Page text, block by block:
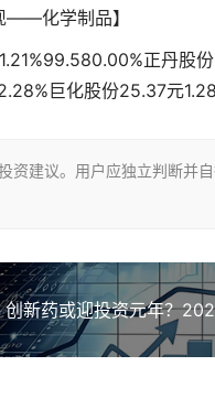
——化学制品】
正丹股
巨化股份25.37元
建议。用户应独立判断并自